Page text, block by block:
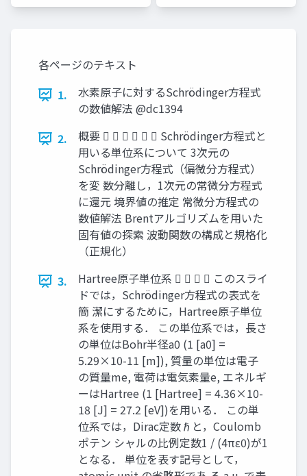
各ページのテキスト
1.
水素原子に対するSchrödinger方程式
の数値解法 @dc1394
2.
概要       Schrödinger方程式と
用いる単位系について 3次元の
Schrödinger方程式（偏微分方程式）
を変 数分離し，1次元の常微分方程式
に還元 境界値の推定 常微分方程式の
数値解法 Brentアルゴリズムを用いた
固有値の探索 波動関数の構成と規格化
（正規化）
3.
Hartree原子単位系     このスライ
ドでは，Schrödinger方程式の表式を
簡 潔にするために，Hartree原子単位
系を使用する． この単位系では，長さ
の単位はBohr半径a0 (1 [a0] =
5.29×10-11 [m]), 質量の単位は電子
の質量me, 電荷は電気素量e, エネルギ
ーはHartree (1 [Hartree] = 4.36×10-
18 [J] = 27.2 [eV])を用いる． この単
位系では，Dirac定数ℏと，Coulomb
ポテン シャルの比例定数1 / (4πε0)が1
となる． 単位を表す記号として，